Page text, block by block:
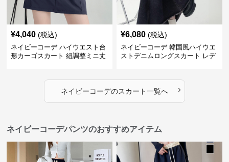
¥4,040 (税込)
ネイビーコーデ ハイウエスト台
形カーゴスカート 紐調整ミニ丈
¥6,080 (税込)
ネイビーコーデ 韓国風ハイウエ
ストデニムロングスカート レデ
ネイビーコーデのスカート一覧へ ›
ネイビーコーデパンツのおすすめアイテム